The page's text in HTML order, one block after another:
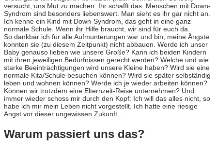
versucht, uns Mut zu machen. Ihr schafft das. Menschen mit Down-
Syndrom sind besonders liebenswert. Man sieht es ihr gar nicht an.
Ich kenne ein Kind mit Down-Syndrom, das geht in eine ganz
normale Schule. Wenn ihr Hilfe braucht, wir sind für euch da.
So dankbar ich für alle Aufmunterungen war und bin, meine Ängste
konnten sie (zu diesem Zeitpunkt) nicht abbauen. Werde ich unser
Baby genauso lieben wie unsere Große? Kann ich beiden Kindern
mit ihren jeweiligen Bedürfnissen gerecht werden? Welche und wie
starke Beeinträchtigungen wird unsere Kleine haben? Wird sie eine
normale Kita/Schule besuchen können? Wird sie später selbständig
leben und wohnen können? Werde ich je wieder arbeiten können?
Können wir trotzdem eine Elternzeit-Reise unternehmen? Und
immer wieder schoss mir durch den Kopf: Ich will das alles nicht, so
habe ich mir mein Leben nicht vorgestellt. Ich hatte eine riesige
Angst vor dieser ungewissen Zukunft…
Warum passiert uns das?